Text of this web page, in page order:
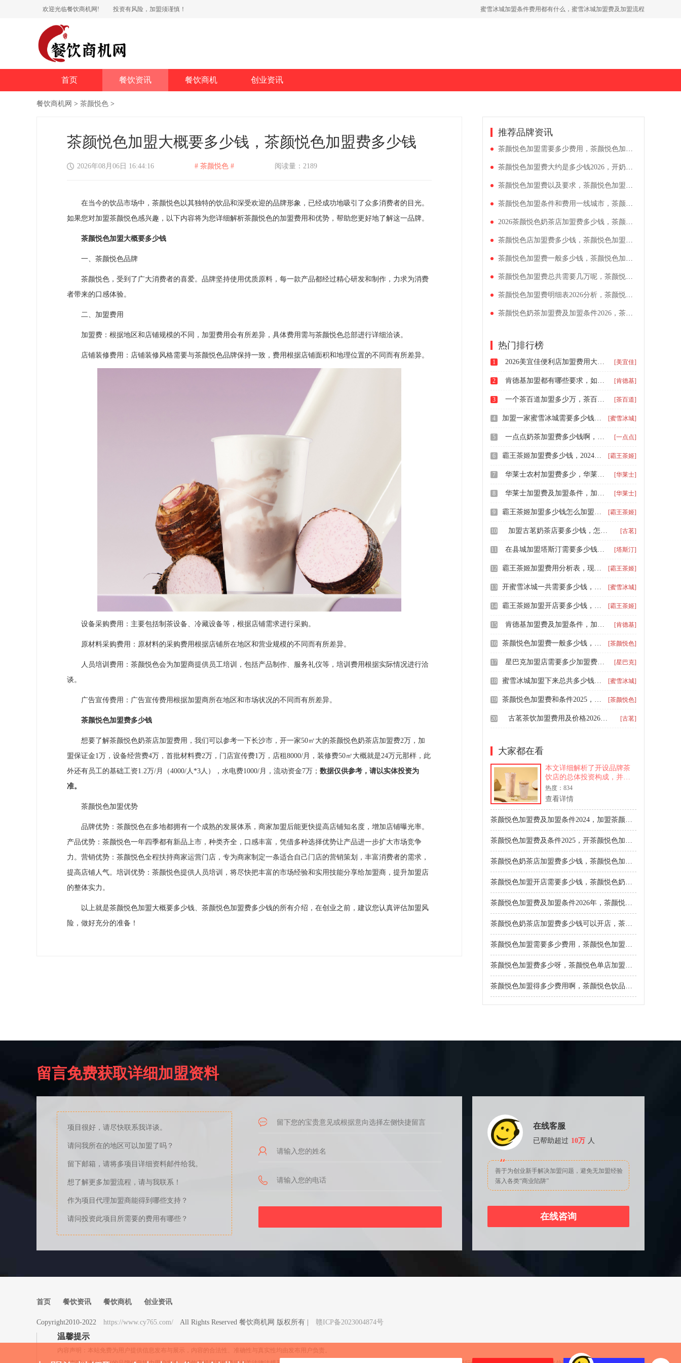
欢迎光临餐饮商机网! 投资有风险，加盟须谨慎！
首页 餐饮资讯 餐饮商机 创业资讯
餐饮商机网 > 茶颜悦色 >
茶颜悦色加盟大概要多少钱，茶颜悦色加盟费多少钱
2026年08月06日 16:44:16 # 茶颜悦色 # 阅读量：2189
在当今的饮品市场中，茶颜悦色以其独特的饮品和深受欢迎的品牌形象，已经成功地吸引了众多消费者的目光。
如果您对加盟茶颜悦色感兴趣，以下内容将为您详细解析茶颜悦色的加盟费用和优势，帮助您更好地了解这一品牌。
茶颜悦色加盟大概要多少钱
一、茶颜悦色品牌
茶颜悦色，受到了广大消费者的喜爱。品牌坚持使用优质原料，每一款产品都经过精心研发和制作，力求为消费
者带来的口感体验。
二、加盟费用
加盟费：根据地区和店铺规模的不同，加盟费用会有所差异，具体费用需与茶颜悦色总部进行详细洽谈。
店铺装修费用：店铺装修风格需要与茶颜悦色品牌保持一致，费用根据店铺面积和地理位置的不同而有所差异。
设备采购费用：主要包括制茶设备、冷藏设备等，根据店铺需求进行采购。
原材料采购费用：原材料的采购费用根据店铺所在地区和营业规模的不同而有所差异。
人员培训费用：茶颜悦色会为加盟商提供员工培训，包括产品制作、服务礼仪等，培训费用根据实际情况进行洽
谈。
广告宣传费用：广告宣传费用根据加盟商所在地区和市场状况的不同而有所差异。
茶颜悦色加盟费多少钱
想要了解茶颜悦色奶茶店加盟费用，我们可以参考一下长沙市，开一家50㎡大的茶颜悦色奶茶店加盟费2万，加
盟保证金1万，设备经营费4万，首批材料费2万，门店宣传费1万，店租8000/月，装修费50㎡大概就是24万元那样，此
外还有员工的基础工资1.2万/月（4000/人*3人），水电费1000/月，流动资金7万； 数据仅供参考，请以实体投资为
准。
茶颜悦色加盟优势
品牌优势：茶颜悦色在多地都拥有一个成熟的发展体系，商家加盟后能更快提高店铺知名度，增加店铺曝光率。
产品优势：茶颜悦色一年四季都有新品上市，种类齐全，口感丰富，凭借多种选择优势让产品进一步扩大市场竞争
力。营销优势：茶颜悦色全程扶持商家运营门店，专为商家制定一条适合自己门店的营销策划，丰富消费者的需求，
提高店铺人气。培训优势：茶颜悦色提供人员培训，将尽快把丰富的市场经验和实用技能分享给加盟商，提升加盟店
的整体实力。
以上就是茶颜悦色加盟大概要多少钱、茶颜悦色加盟费多少钱的所有介绍，在创业之前，建议您认真评估加盟风
险，做好充分的准备！
推荐品牌资讯
茶颜悦色加盟需要多少费用，茶颜悦色加盟费用说明2026
茶颜悦色加盟费大约是多少钱2026，开奶茶冷饮店需要哪些费用支出
茶颜悦色加盟费以及要求，茶颜悦色加盟费用大约多少
茶颜悦色加盟条件和费用一线城市，茶颜悦色加盟费用和加盟条件分析
2026茶颜悦色奶茶店加盟费多少钱，茶颜悦色奶茶店如何加盟呢
茶颜悦色店加盟费多少钱，茶颜悦色加盟费大概是多少呀
茶颜悦色加盟费一般多少钱，茶颜悦色加盟多少钱
茶颜悦色加盟费总共需要几万呢，茶颜悦色加盟费2026多少钱
茶颜悦色加盟费明细表2026分析，茶颜悦色店多少钱加盟
茶颜悦色奶茶加盟费及加盟条件2026，茶颜悦色奶茶加盟一共多少万元
热门排行榜
1 2026美宜佳便利店加盟费用大约多少，县城加盟美宜佳便利店要多少钱 [美宜佳]
2 肯德基加盟都有哪些要求，如何加盟肯德基连锁店 [肯德基]
3 一个茶百道加盟多少万，茶百道的加盟费大概是多少 [茶百道]
4 加盟一家蜜雪冰城需要多少钱，蜜雪冰城加盟费用包括哪些2026 [蜜雪冰城]
5 一点点奶茶加盟费多少钱啊，加盟一点点奶茶店要多少钱2024 [一点点]
6 霸王茶姬加盟费多少钱，2024霸王茶姬加盟费及加盟条件 [霸王茶姬]
7 华莱士农村加盟费多少，华莱士加盟要加盟费吗 [华莱士]
8 华莱士加盟费及加盟条件，加盟一个华莱士加盟费用是多少 [华莱士]
9 霸王茶姬加盟多少钱怎么加盟，霸王茶姬加盟要求有哪些 [霸王茶姬]
10 加盟古茗奶茶店要多少钱，怎么加盟古茗奶茶店需要多少钱 [古茗]
11 在县城加盟塔斯汀需要多少钱，塔斯汀汉堡加盟费明细表2024 [塔斯汀]
12 霸王茶姬加盟费用分析表，现在加盟霸王茶姬要多少钱 [霸王茶姬]
13 开蜜雪冰城一共需要多少钱，蜜雪冰城需要加盟费多少钱 [蜜雪冰城]
14 霸王茶姬加盟开店要多少钱，霸王茶姬奶茶店加盟需要多少钱 [霸王茶姬]
15 肯德基加盟费及加盟条件，加盟一个肯德基店要多少费用 [肯德基]
16 茶颜悦色加盟费一般多少钱，茶颜悦色加盟费用加盟条件是哪些 [茶颜悦色]
17 星巴克加盟店需要多少加盟费，2026星巴克加盟流程及条件是什么 [星巴克]
18 蜜雪冰城加盟下来总共多少钱，蜜雪冰城多少加盟费啊 [蜜雪冰城]
19 茶颜悦色加盟费和条件2025，开家茶颜悦色加盟费一览 [茶颜悦色]
20 古茗茶饮加盟费用及价格2026，加盟古茗奶茶流程难不难 [古茗]
大家都在看
本文详细解析了开设品牌茶
饮店的总体投资构成，并深
入阐述了加盟知名品牌所带
来的多重优势，包括市场认
可度、产品创新力、系统培
提供决策参考。
热度：834
查看详情
茶颜悦色加盟费及加盟条件2024，加盟茶颜悦色奶茶店大概要多少钱
茶颜悦色加盟费及条件2025，开茶颜悦色加盟费一般多少
茶颜悦色奶茶店加盟费多少钱，茶颜悦色加盟费用及要求
茶颜悦色加盟开店需要多少钱，茶颜悦色奶茶加盟费具体表2026
茶颜悦色加盟费及加盟条件2026年，茶颜悦色奶茶店加盟费多少钱
茶颜悦色奶茶店加盟费多少钱可以开店，茶颜悦色加盟条件及具体要求
茶颜悦色加盟需要多少费用，茶颜悦色加盟费用说明2026
茶颜悦色加盟费多少呀，茶颜悦色单店加盟费一览表
茶颜悦色加盟得多少费用啊，茶颜悦色饮品加盟费及加盟条件
留言免费获取详细加盟资料
项目很好，请尽快联系我详谈。
请问我所在的地区可以加盟了吗？
留下邮箱，请将多项目详细资料邮件给我。
想了解更多加盟流程，请与我联系！
作为项目代理加盟商能得到哪些支持？
请问投资此项目所需要的费用有哪些？
在线客服
已帮助超过 10万 人
善于为创业新手解决加盟问题，避免无加盟经验
落入各类“商业陷阱”
在线咨询
首页 餐饮资讯 餐饮商机 创业资讯
Copyright2010-2022 https://www.cy765.com/ All Rights Reserved 餐饮商机网 版权所有 | 赣ICP备2023004874号
温馨提示
内容声明：本站免费为用户提供信息发布与展示，内容的合法性、准确性与真实性均由发布用户负责。